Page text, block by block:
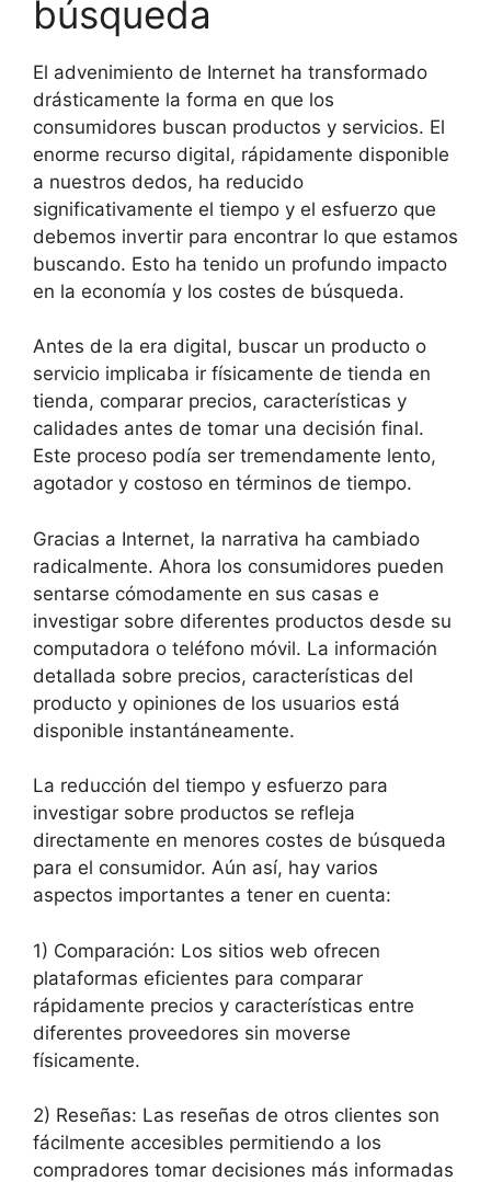
búsqueda
El advenimiento de Internet ha transformado
drásticamente la forma en que los
consumidores buscan productos y servicios. El
enorme recurso digital, rápidamente disponible
a nuestros dedos, ha reducido
significativamente el tiempo y el esfuerzo que
debemos invertir para encontrar lo que estamos
buscando. Esto ha tenido un profundo impacto
en la economía y los costes de búsqueda.
Antes de la era digital, buscar un producto o
servicio implicaba ir físicamente de tienda en
tienda, comparar precios, características y
calidades antes de tomar una decisión final.
Este proceso podía ser tremendamente lento,
agotador y costoso en términos de tiempo.
Gracias a Internet, la narrativa ha cambiado
radicalmente. Ahora los consumidores pueden
sentarse cómodamente en sus casas e
investigar sobre diferentes productos desde su
computadora o teléfono móvil. La información
detallada sobre precios, características del
producto y opiniones de los usuarios está
disponible instantáneamente.
La reducción del tiempo y esfuerzo para
investigar sobre productos se refleja
directamente en menores costes de búsqueda
para el consumidor. Aún así, hay varios
aspectos importantes a tener en cuenta:
1) Comparación: Los sitios web ofrecen
plataformas eficientes para comparar
rápidamente precios y características entre
diferentes proveedores sin moverse
físicamente.
2) Reseñas: Las reseñas de otros clientes son
fácilmente accesibles permitiendo a los
compradores tomar decisiones más informadas